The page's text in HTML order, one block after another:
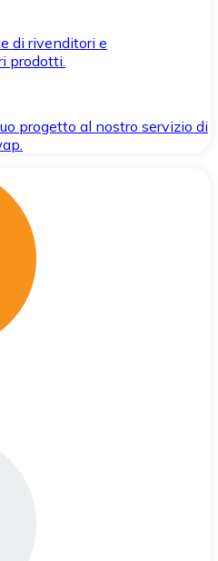
di rivenditori e
prodotti.
progetto al nostro servizio di